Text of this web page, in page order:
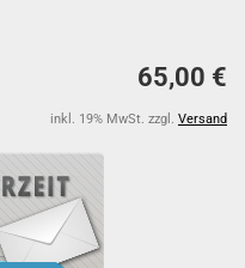
65,00 €
inkl. 19% MwSt. zzgl. Versand